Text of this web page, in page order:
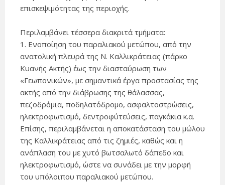
επισκεψιμότητας της περιοχής.
Περιλαμβάνει τέσσερα διακριτά τμήματα:
1. Ενοποίηση του παραλιακού μετώπου, από την
ανατολική πλευρά της Ν. Καλλικράτειας (πάρκο
Κυανής Ακτής) έως την διασταύρωση των
«Γεωπονικών», με σημαντικά έργα προστασίας της
ακτής από την διάβρωσης της θάλασσας,
πεζοδρόμια, ποδηλατόδρομο, ασφαλτοστρώσεις,
ηλεκτροφωτισμό, δεντροφύτεύσεις, παγκάκια κ.α.
Επίσης, περιλαμβάνεται η αποκατάσταση του μώλου
της Καλλικράτειας από τις ζημιές, καθώς και η
ανάπλαση του με χυτό βωτσαλωτό δάπεδο και
ηλεκτροφωτισμό, ώστε να συνάδει με την μορφή
του υπόλοιπου παραλιακού μετώπου.